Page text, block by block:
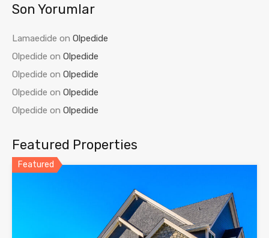
Son Yorumlar
Lamaedide on Olpedide
Olpedide on Olpedide
Olpedide on Olpedide
Olpedide on Olpedide
Olpedide on Olpedide
Featured Properties
Featured